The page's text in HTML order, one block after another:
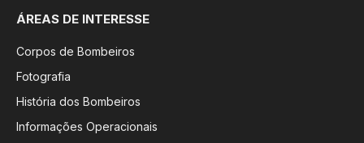
ÁREAS DE INTERESSE
Corpos de Bombeiros
Fotografia
História dos Bombeiros
Informações Operacionais